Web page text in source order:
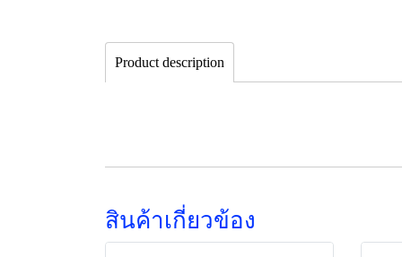
Product description
สินค้าเกี่ยวข้อง